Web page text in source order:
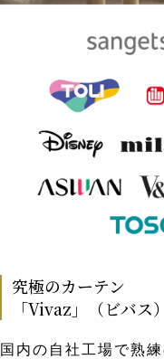
究極のカーテン
「Vivaz」（ビバス
国内の自社工場で熟